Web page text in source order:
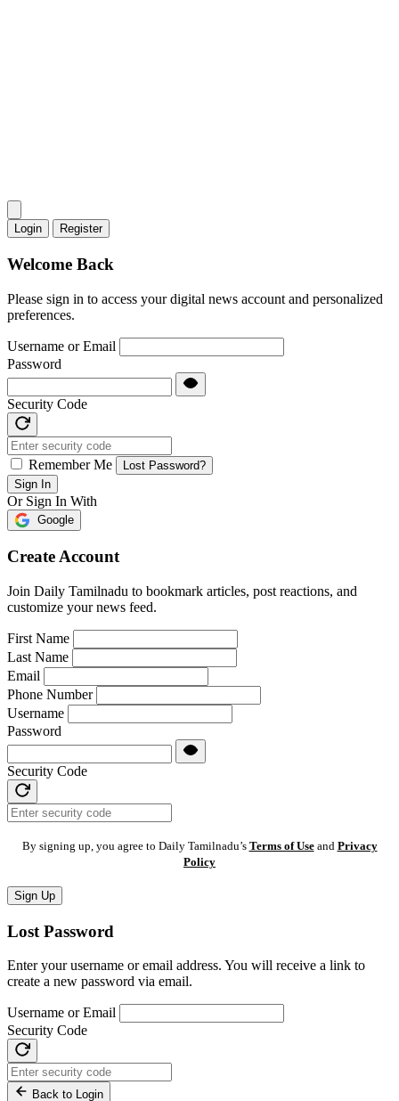
Login Register
Welcome Back
Please sign in to access your digital news account and personalized
preferences.
Username or Email
Password
Security Code
Remember Me
Lost Password?
Sign In
Or Sign In With
Google
Create Account
Join Daily Tamilnadu to bookmark articles, post reactions, and
customize your news feed.
First Name
Last Name
Email
Phone Number
Username
Password
Security Code
By signing up, you agree to Daily Tamilnadu’s Terms of Useand Privacy
Policy
Sign Up
Lost Password
Enter your username or email address. You will receive a link to
create a new password via email.
Username or Email
Security Code
Back to Login